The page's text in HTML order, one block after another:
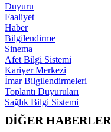
Duyuru
Faaliyet
Haber
Bilgilendirme
Sinema
Afet Bilgi Sistemi
Kariyer Merkezi
İmar Bilgilendirmeleri
Toplantı Duyuruları
Sağlık Bilgi Sistemi
DİĞER HABERLER